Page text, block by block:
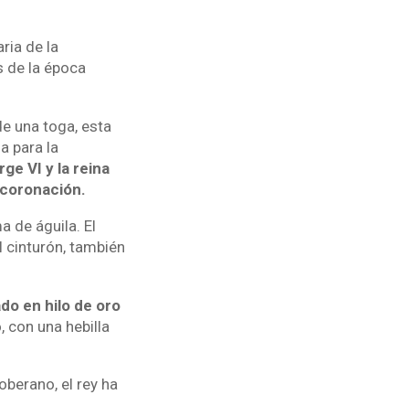
de la
de la época
una toga, esta
para la
VI y la reina
de águila. El
cinturón, también
en hilo de oro
una hebilla
el rey ha